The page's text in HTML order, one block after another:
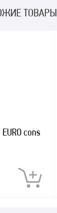
ТОВАРЫ
cons